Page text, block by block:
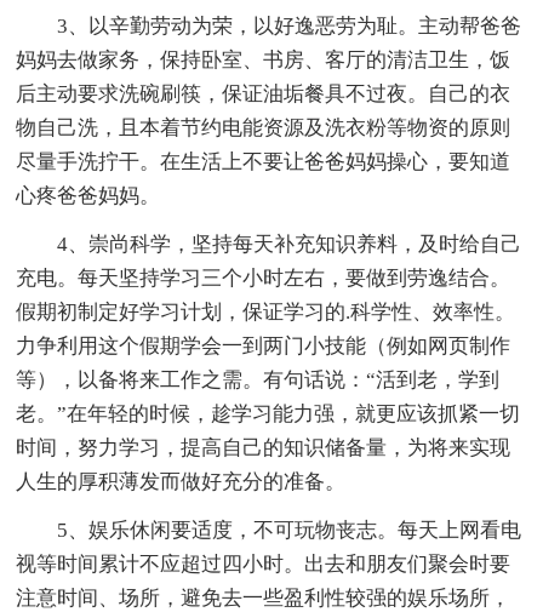
3、以辛勤劳动为荣，以好逸恶劳为耻。主动帮爸爸
妈妈去做家务，保持卧室、书房、客厅的清洁卫生，饭
后主动要求洗碗刷筷，保证油垢餐具不过夜。自己的衣
物自己洗，且本着节约电能资源及洗衣粉等物资的原则
尽量手洗拧干。在生活上不要让爸爸妈妈操心，要知道
心疼爸爸妈妈。
4、崇尚科学，坚持每天补充知识养料，及时给自己
充电。每天坚持学习三个小时左右，要做到劳逸结合。
假期初制定好学习计划，保证学习的.科学性、效率性。
力争利用这个假期学会一到两门小技能（例如网页制作
等），以备将来工作之需。有句话说：“活到老，学到
老。”在年轻的时候，趁学习能力强，就更应该抓紧一切
时间，努力学习，提高自己的知识储备量，为将来实现
人生的厚积薄发而做好充分的准备。
5、娱乐休闲要适度，不可玩物丧志。每天上网看电
视等时间累计不应超过四小时。出去和朋友们聚会时要
注意时间、场所，避免去一些盈利性较强的娱乐场所，